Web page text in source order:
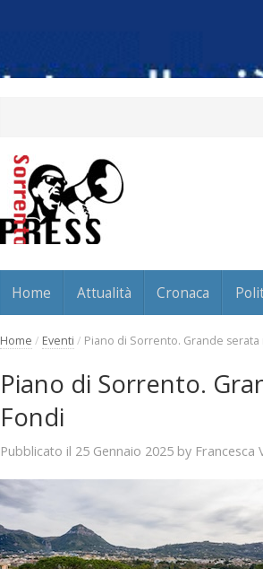
Home Attualità Cronaca
Home / Eventi / Piano di Sorrento. Grande serata
Piano di Sorrento.
Fondi
Pubblicato il 25 Gennaio 2025 by Francesca